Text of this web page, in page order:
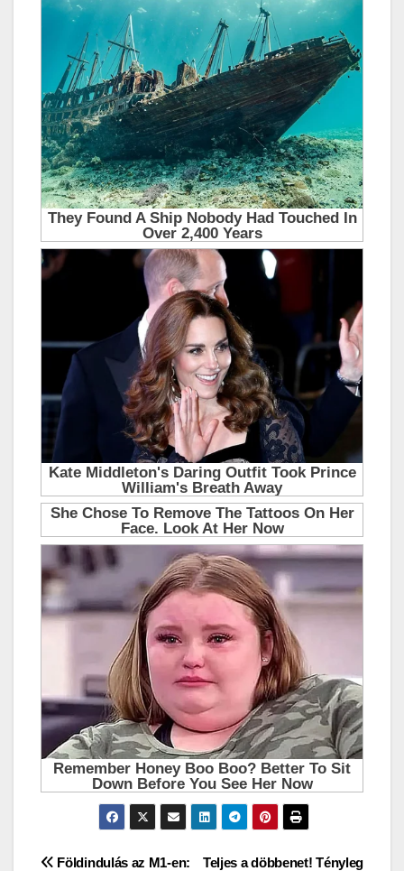
Teljes a döbbenet! Tényleg
Földindulás az M1-en: